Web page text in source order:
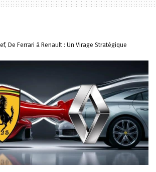
De Ferrari à Renault : Un Virage Stratégique